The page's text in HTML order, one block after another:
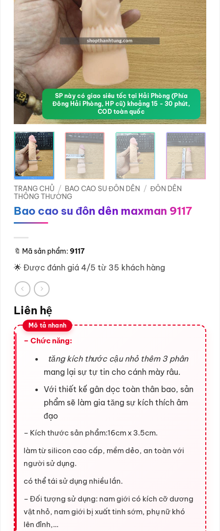
SP này có giao siêu tốc tại Hải Phòng (Phía
Đông Hải Phòng, HP cũ) khoảng 15 - 30 phút,
COD toàn quốc
TRANG CHỦ / BAO CAO SU ĐÔN DÊN / ĐÔN DÊN
THÔNG THƯỜNG
Bao cao su đôn dên maxman 9117
🔖 Mã sản phẩm: 9117
🌟 Được đánh giá 4/5 từ 35 khách hàng
Liên hệ
– Chức năng:
tăng kích thước cậu nhỏ thêm 3 phân
mang lại sự tự tin cho cánh mày râu.
Với thiết kế gân dọc toàn thân bao, sản
phẩm sẽ làm gia tăng sự kích thích âm
đạo
– Kích thước sản phẩm:16cm x 3.5cm.
làm từ silicon cao cấp, mềm dẻo, an toàn với
người sử dụng.
có thể tái sử dụng nhiều lần.
– Đối tượng sử dụng: nam giới có kích cỡ dương
vật nhỏ, nam giới bị xuất tinh sớm, phụ nữ khó
lên đỉnh,…